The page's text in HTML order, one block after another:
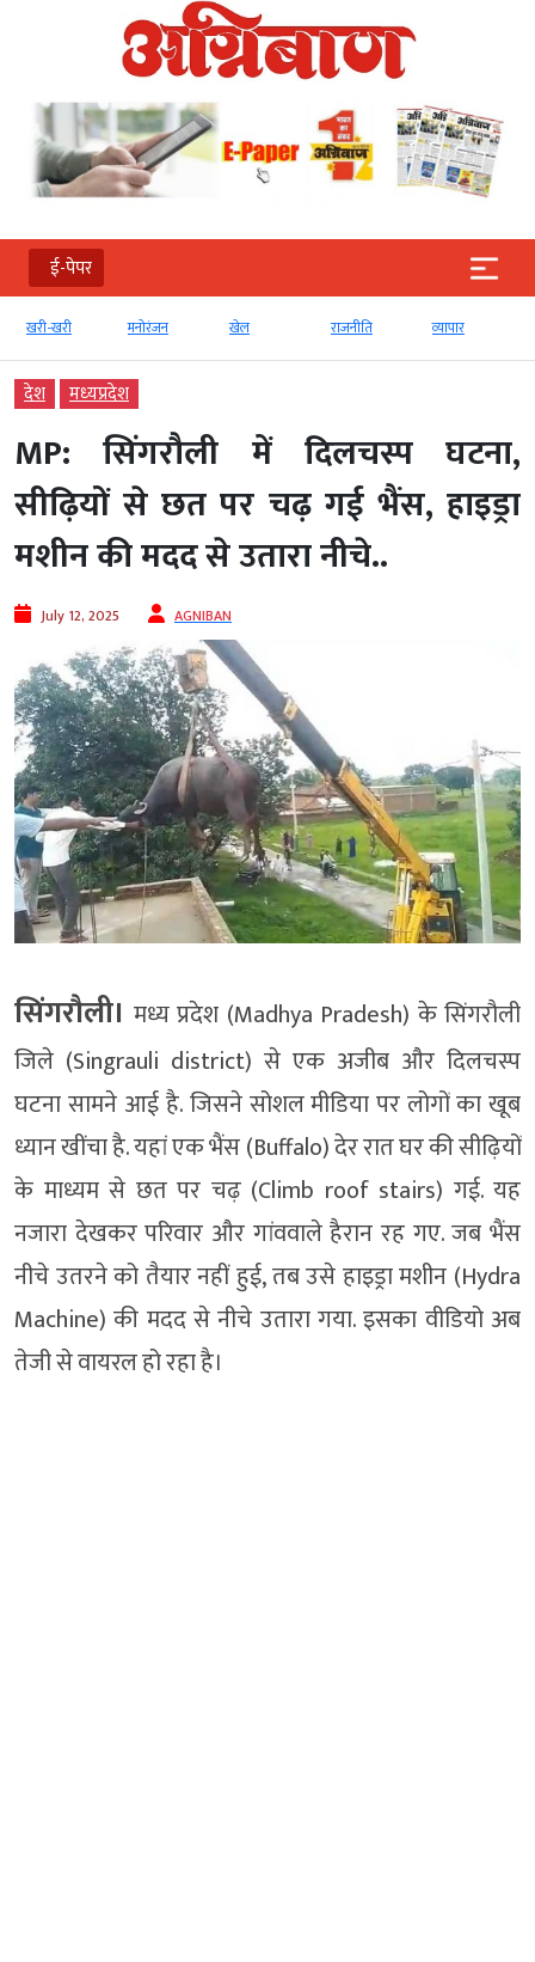
ई-पेपर
खरी-खरी मनोरंजन खेल राजनीति व्‍यापार
देश मध्‍यप्रदेश
MP: सिंगरौली में दिलचस्प घटना,
सीढ़ियों से छत पर चढ़ गई भैंस, हाइड्रा
मशीन की मदद से उतारा नीचे..
July 12, 2025 AGNIBAN
सिंगरौली। मध्य प्रदेश (Madhya Pradesh) के सिंगरौली
जिले (Singrauli district) से एक अजीब और दिलचस्प
घटना सामने आई है. जिसने सोशल मीडिया पर लोगों का खूब
ध्यान खींचा है. यहां एक भैंस (Buffalo) देर रात घर की सीढ़ियों
के माध्यम से छत पर चढ़ (Climb roof stairs) गई. यह
नजारा देखकर परिवार और गांववाले हैरान रह गए. जब भैंस
नीचे उतरने को तैयार नहीं हुई, तब उसे हाइड्रा मशीन (Hydra
Machine) की मदद से नीचे उतारा गया. इसका वीडियो अब
तेजी से वायरल हो रहा है।